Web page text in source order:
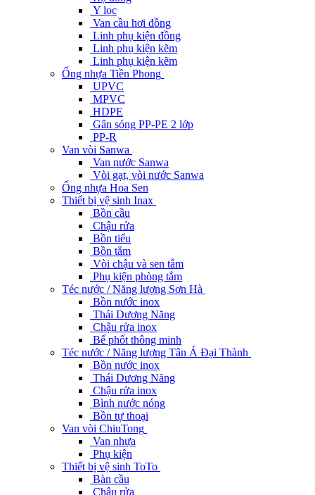
Y lọc
Van cầu hơi đồng
Linh phụ kiện đồng
Linh phụ kiện kẽm
Linh phụ kiện kẽm
Ống nhựa Tiền Phong
UPVC
MPVC
HDPE
Gân sóng PP-PE 2 lớp
PP-R
Van vòi Sanwa
Van nước Sanwa
Vòi gạt, vòi nước Sanwa
Ống nhựa Hoa Sen
Thiết bị vệ sinh Inax
Bồn cầu
Chậu rửa
Bồn tiểu
Bồn tắm
Vòi chậu và sen tắm
Phụ kiện phòng tắm
Téc nước / Năng lượng Sơn Hà
Bồn nước inox
Thái Dương Năng
Chậu rửa inox
Bể phốt thông minh
Téc nước / Năng lượng Tân Á Đại Thành
Bồn nước inox
Thái Dương Năng
Chậu rửa inox
Bình nước nóng
Bồn tự thoại
Van vòi ChiuTong
Van nhựa
Phụ kiện
Thiết bị vệ sinh ToTo
Bàn cầu
Chậu rửa